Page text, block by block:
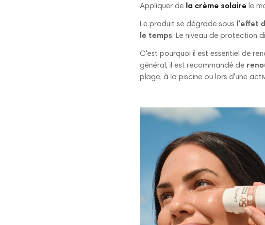
Appliquer de la crème solaire le
Le produit se dégrade sous l'effet
le temps. Le niveau de protection
C'est pourquoi il est essentiel de
général, il est recommandé de
plage, à la piscine ou lors d'une